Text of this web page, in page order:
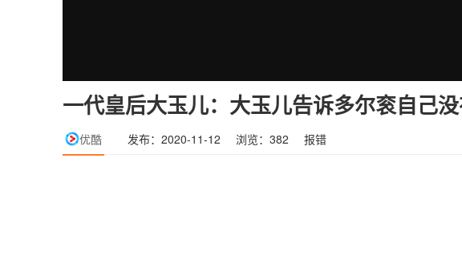
一代皇后大玉儿：大玉儿告诉多尔衮自己
优酷 发布：2020-11-12 浏览：382 报错